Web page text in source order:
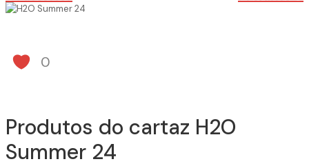
0
Produtos do cartaz H2O
Summer 24